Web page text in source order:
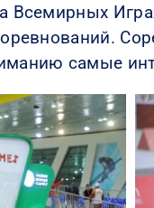
Всемирных
самые